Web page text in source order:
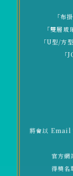
「布
「雙層
「U型/方
「
將會以 Email
官方網
得獎名